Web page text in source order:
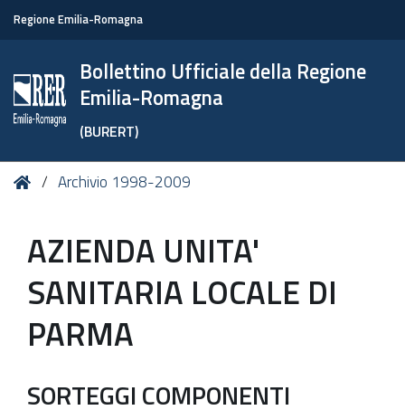
Regione Emilia-Romagna
Bollettino Ufficiale della Regione
Emilia-Romagna
(BURERT)
Tu HomeArchivio 1998-2009
AZIENDA UNITA'
SANITARIA LOCALE DI
PARMA
SORTEGGI COMPONENTI